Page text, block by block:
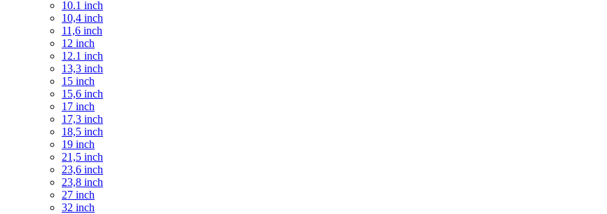
10.1 inch
10,4 inch
11,6 inch
12 inch
12.1 inch
13,3 inch
15 inch
15,6 inch
17 inch
17,3 inch
18,5 inch
19 inch
21,5 inch
23,6 inch
23,8 inch
27 inch
32 inch